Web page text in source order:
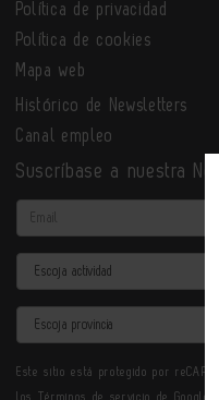
Política de privacidad
Política de cookies
Mapa web
Histórico de Newsletters
Canal empleo
Suscríbase a nuestra
Email
Actividad
Provincia
Este sitio está protegido por
los Términos de servicio de Google.